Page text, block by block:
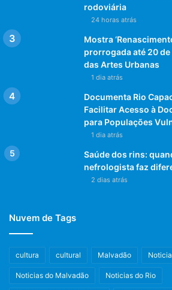
rodoviária
24 horas atrás
Mostra
prorrogada até 20
das Artes Urbanas
1 dia atrás
Documenta Rio
Facilitar Acesso à
para Populações
1 dia atrás
Saúde dos rins:
nefrologista faz
2 dias atrás
Nuvem de Tags
cultura cultural Malvadão
Noticias do Malvadão Noticias do Rio